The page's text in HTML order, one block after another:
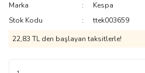
Marka
Kespa
Stok Kodu
ttek003659
22,83 TL den başlayan taksitlerle!